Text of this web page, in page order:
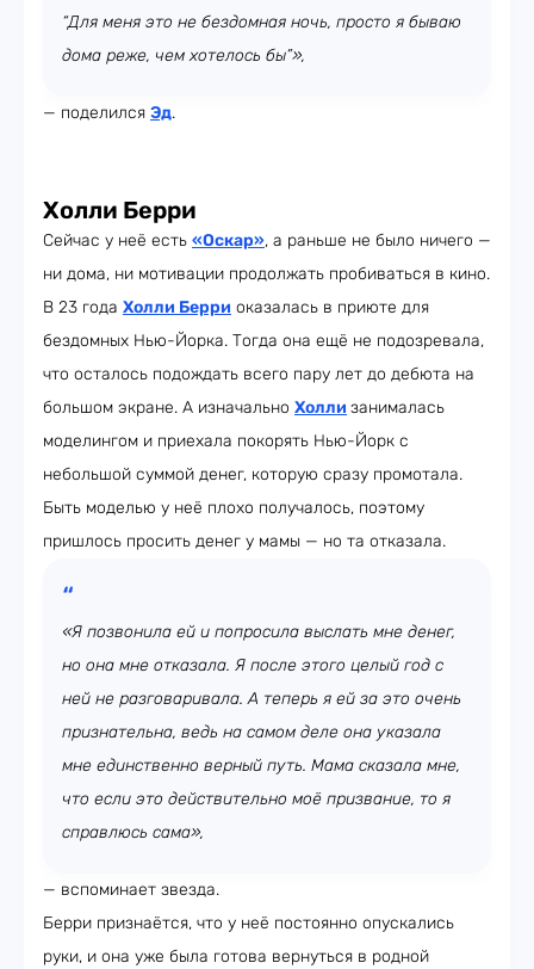
“Для меня это не бездомная ночь, просто я бываю
дома реже, чем хотелось бы”»,
— поделился Эд.
Холли Берри
Сейчас у неё есть «Оскар», а раньше не было ничего —
ни дома, ни мотивации продолжать пробиваться в кино.
В 23 года Холли Берри оказалась в приюте для
бездомных Нью-Йорка. Тогда она ещё не подозревала,
что осталось подождать всего пару лет до дебюта на
большом экране. А изначально Холли занималась
моделингом и приехала покорять Нью-Йорк с
небольшой суммой денег, которую сразу промотала.
Быть моделью у неё плохо получалось, поэтому
пришлось просить денег у мамы — но та отказала.
«Я позвонила ей и попросила выслать мне денег,
но она мне отказала. Я после этого целый год с
ней не разговаривала. А теперь я ей за это очень
признательна, ведь на самом деле она указала
мне единственно верный путь. Мама сказала мне,
что если это действительно моё призвание, то я
справлюсь сама»,
— вспоминает звезда.
Берри признаётся, что у неё постоянно опускались
руки, и она уже была готова вернуться в родной